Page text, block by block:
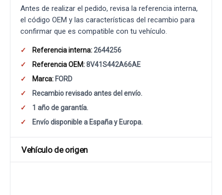
Antes de realizar el pedido, revisa la referencia interna,
el código OEM y las características del recambio para
confirmar que es compatible con tu vehículo.
Referencia interna:2644256
Referencia OEM:8V41S442A66AE
Marca: FORD
Recambio revisado antes del envío.
1 año de garantía.
Envío disponible a España y Europa.
Vehículo de origen